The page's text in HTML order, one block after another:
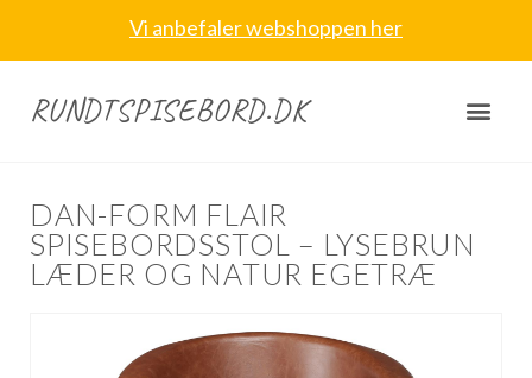
Vi anbefaler webshoppen her
RUNDTSPISEBORD.DK
DAN-FORM FLAIR
SPISEBORDSSTOL – LYSEBRUN
LÆDER OG NATUR EGETRÆ